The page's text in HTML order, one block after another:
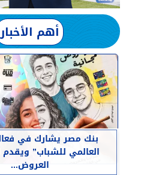
أهم الأخبار
بنك مصر يشارك في
العالمي للشباب”
العروض...